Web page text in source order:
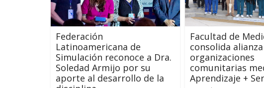
Federación
Latinoamericana de
Simulación reconoce a Dra.
Soledad Armijo por su
aporte al desarrollo de la
Facultad de
consolida
organizaciones
comunitarias
Aprendizaje +